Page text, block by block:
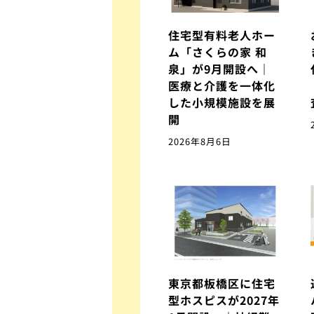
住宅型有料老人ホー
ム「さくらの家 和
泉」が9月開設へ｜
医療と介護を一体化
した小規模施設を展
開
2026年8月6日
東京都板橋区に住宅
型ホスピスが2027年